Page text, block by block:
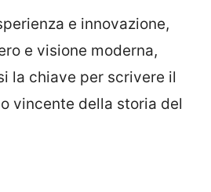
e innovazione,
e visione moderna,
la chiave per scrivere il
vincente della storia del